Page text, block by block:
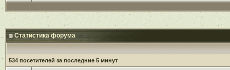
Статистика форума
534 посетителей за последние 5 минут